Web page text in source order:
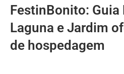
FestinBonito: Guia
Laguna e Jardim
de hospedagem